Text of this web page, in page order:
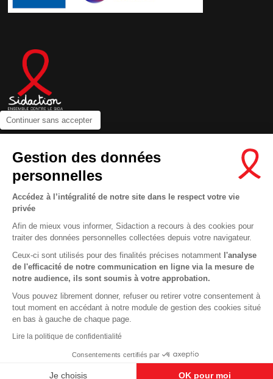
Continuer sans accepter
Gestion des données
personnelles
Accédez à l’intégralité de notre site dans le respect votre vie
privée
Afin de mieux vous informer, Sidaction a recours à des cookies pour
traiter des données personnelles collectées depuis votre navigateur.
Ceux-ci sont utilisés pour des finalités précises notamment l'analyse
de l'efficacité de notre communication en ligne via la mesure de
notre audience, ils sont soumis à votre approbation.
Vous pouvez librement donner, refuser ou retirer votre consentement à
tout moment en accédant à notre module de gestion des cookies situé
en bas à gauche de chaque page.
Lire la politique de confidentialité
Consentements certifiés par
Je choisis OK pour moi
Newsletter
Nous suivre sur les réseaux :
MENTIONS LÉGALES
CONDITIONS D’UTILISATION ET PROTECTION DES DONNÉES
COOKIES
This site uses cookies and gives you control over what you want to
En savoir plus